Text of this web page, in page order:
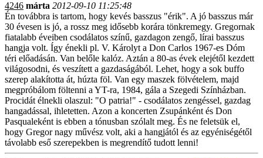
4246 márta 2012-09-10 11:25:48
Én továbbra is tartom, hogy kevés basszus "érik". A jó basszus már
30 évesen is jó, a rossz meg idősebb korára tönkremegy. Gregornak
fiatalabb éveiben csodálatos színű, gazdagon zengő, lírai basszus
hangja volt. Így énekli pl. V. Károlyt a Don Carlos 1967-es Dóm
téri előadásán. Van belőle kalóz. Aztán a 80-as évek elejétől kezdett
világosodni, és veszített a gazdaságából. Lehet, hogy a sok buffo
szerep alakította át, húzta föl. Van egy maszek fölvételem, majd
megpróbálom föltenni a YT-ra, 1984, gála a Szegedi Színházban.
Procidát élnekli olaszul: "O patria!" - csodálatos zengéssel, gazdag
hangadással, ihletetten. Azon a koncerten Zsupánként és Don
Pasqualeként is ebben a tónusban szólalt meg. És ne feletsük el,
hogy Gregor nagy művész volt, aki a hangjától és az egyéniségétől
távolabb eső szerepekben is megrendítő tudott lenni!